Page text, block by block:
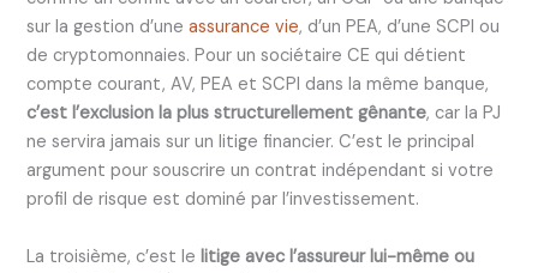
sur la gestion d’uneassurance vie, d’un PEA, d’une SCPI ou
de cryptomonnaies. Pour un sociétaire CE qui détient
compte courant, AV, PEA et SCPI dans la même banque,
c’est l’exclusion la plus structurellement gênante, car la PJ
ne servira jamais sur un litige financier. C’est le principal
argument pour souscrire un contrat indépendant si votre
profil de risque est dominé par l’investissement.
La troisième, c’est lelitige avec l’assureur lui-même ou